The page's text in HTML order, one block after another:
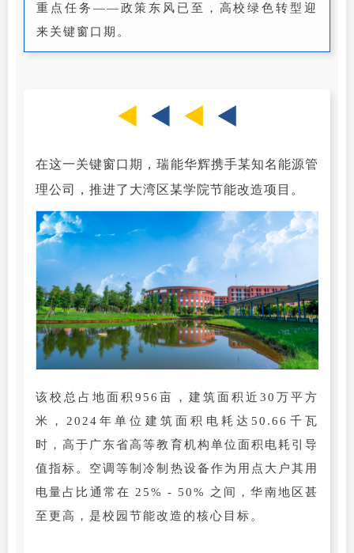
重点任务——政策东风已至，高校绿色转型迎
来关键窗口期。
在这一关键窗口期，瑞能华辉携手某知名能源管
理公司，推进了大湾区某学院节能改造项目。
该校总占地面积956亩，建筑面积近30万平方
米，2024年单位建筑面积电耗达50.66千瓦
时，高于广东省高等教育机构单位面积电耗引导
值指标。空调等制冷制热设备作为用点大户其用
电量占比通常在 25% - 50% 之间，华南地区甚
至更高，是校园节能改造的核心目标。